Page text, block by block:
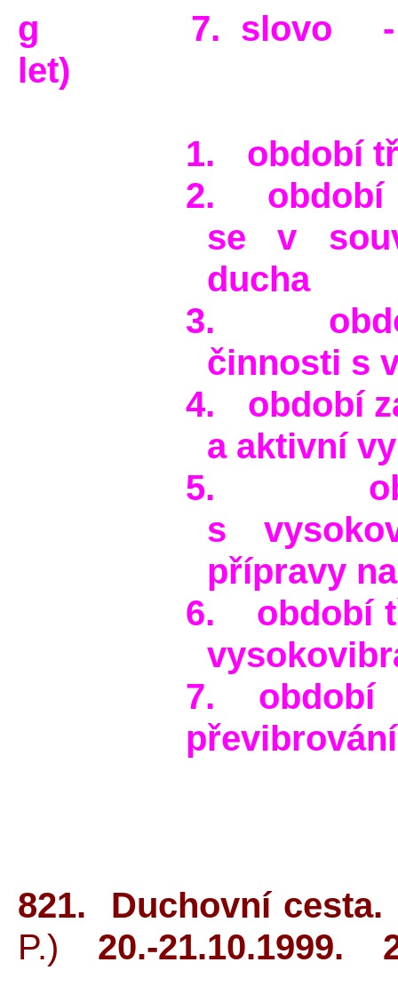
g 7. slovo - II.
let)
1.
období
2.
období
se v
ducha
3.
činnosti s
4.
období
a aktivní
5.
s
přípravy
6.
období
7. období
821.
P.) 20.-21.10.1999.